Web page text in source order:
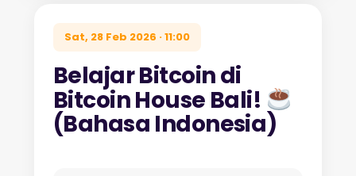
Sat, 28 Feb 2026 · 11:00
Belajar Bitcoin di
Bitcoin House Bali!
(Bahasa Indonesia)